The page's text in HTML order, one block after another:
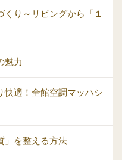
り～リビングから「１
魅力
快適！全館空調マッハシ
」を整える方法